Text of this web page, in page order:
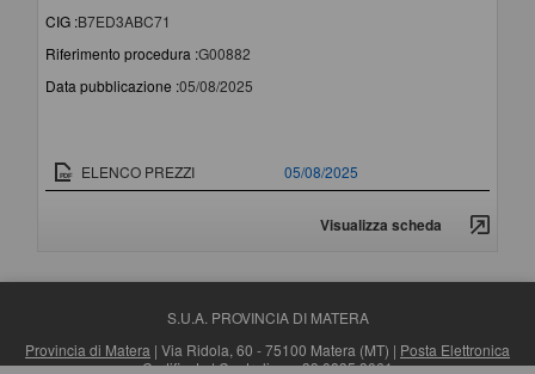
CIG :B7ED3ABC71
Riferimento procedura :G00882
Data pubblicazione :05/08/2025
ELENCO PREZZI 05/08/2025
Visualizza scheda
S.U.A. PROVINCIA DI MATERA
Provincia di Matera | Via Ridola, 60 - 75100 Matera (MT) | Posta Elettronica
Certificata| Centralino: +39 0835 3061